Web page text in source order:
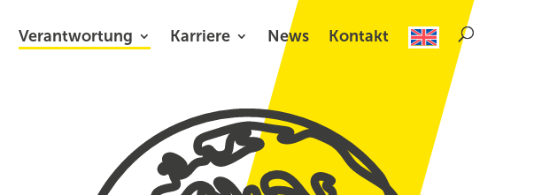
Verantwortung Karriere News Kontakt